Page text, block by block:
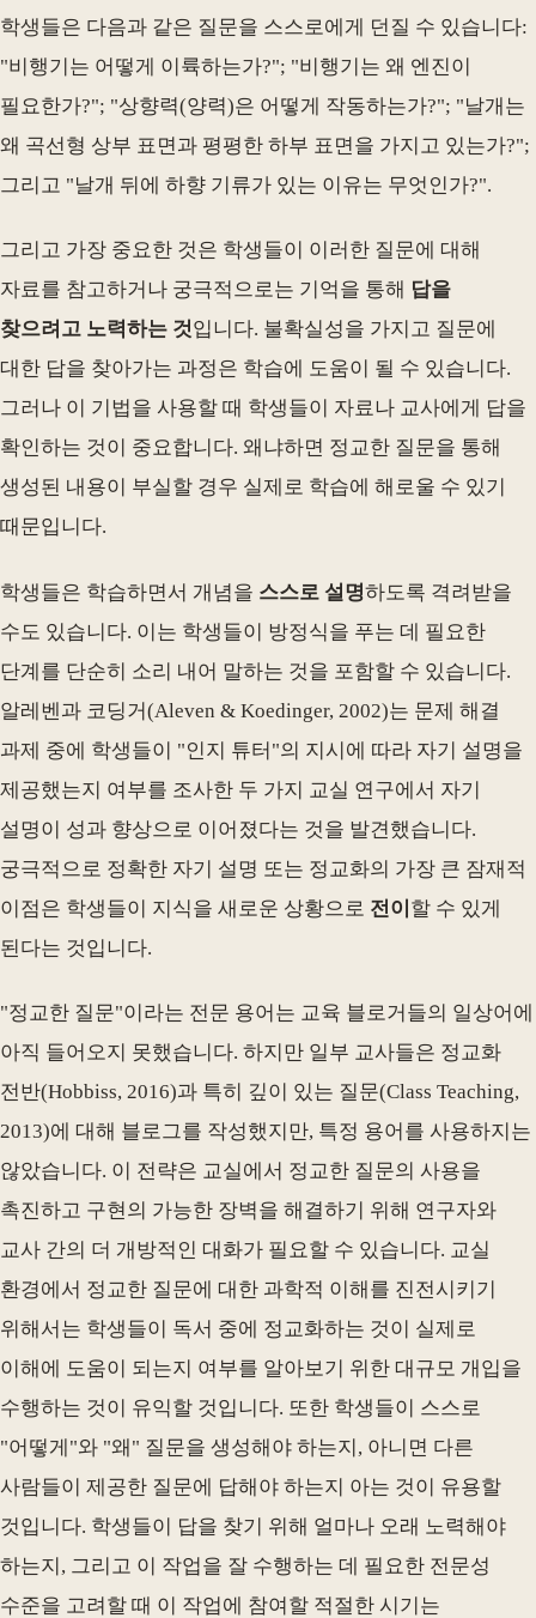
학생들은 다음과 같은 질문을 스스로에게 던질 수 있습니다:
"비행기는 어떻게 이륙하는가?"; "비행기는 왜 엔진이
필요한가?"; "상향력(양력)은 어떻게 작동하는가?"; "날개는
왜 곡선형 상부 표면과 평평한 하부 표면을 가지고 있는가?";
그리고 "날개 뒤에 하향 기류가 있는 이유는 무엇인가?".
그리고 가장 중요한 것은 학생들이 이러한 질문에 대해
자료를 참고하거나 궁극적으로는 기억을 통해 답을
찾으려고 노력하는 것입니다. 불확실성을 가지고 질문에
대한 답을 찾아가는 과정은 학습에 도움이 될 수 있습니다.
그러나 이 기법을 사용할 때 학생들이 자료나 교사에게 답을
확인하는 것이 중요합니다. 왜냐하면 정교한 질문을 통해
생성된 내용이 부실할 경우 실제로 학습에 해로울 수 있기
때문입니다.
학생들은 학습하면서 개념을 스스로 설명하도록 격려받을
수도 있습니다. 이는 학생들이 방정식을 푸는 데 필요한
단계를 단순히 소리 내어 말하는 것을 포함할 수 있습니다.
알레벤과 코딩거(Aleven & Koedinger, 2002)는 문제 해결
과제 중에 학생들이 "인지 튜터"의 지시에 따라 자기 설명을
제공했는지 여부를 조사한 두 가지 교실 연구에서 자기
설명이 성과 향상으로 이어졌다는 것을 발견했습니다.
궁극적으로 정확한 자기 설명 또는 정교화의 가장 큰 잠재적
이점은 학생들이 지식을 새로운 상황으로 전이 할 수 있게
된다는 것입니다.
"정교한 질문"이라는 전문 용어는 교육 블로거들의 일상어에
아직 들어오지 못했습니다. 하지만 일부 교사들은 정교화
전반(Hobbiss, 2016)과 특히 깊이 있는 질문(Class Teaching,
2013)에 대해 블로그를 작성했지만, 특정 용어를 사용하지는
않았습니다. 이 전략은 교실에서 정교한 질문의 사용을
촉진하고 구현의 가능한 장벽을 해결하기 위해 연구자와
교사 간의 더 개방적인 대화가 필요할 수 있습니다. 교실
환경에서 정교한 질문에 대한 과학적 이해를 진전시키기
위해서는 학생들이 독서 중에 정교화하는 것이 실제로
이해에 도움이 되는지 여부를 알아보기 위한 대규모 개입을
수행하는 것이 유익할 것입니다. 또한 학생들이 스스로
"어떻게"와 "왜" 질문을 생성해야 하는지, 아니면 다른
사람들이 제공한 질문에 답해야 하는지 아는 것이 유용할
것입니다. 학생들이 답을 찾기 위해 얼마나 오래 노력해야
하는지, 그리고 이 작업을 잘 수행하는 데 필요한 전문성
수준을 고려할 때 이 작업에 참여할 적절한 시기는